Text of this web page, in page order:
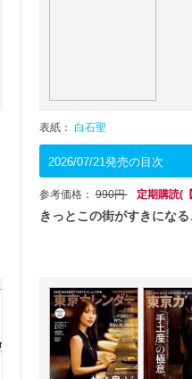
表紙： 白石聖
2026/07/21発売の目次
参考価格：990円 定期購読(
きっとこの街がすきにな